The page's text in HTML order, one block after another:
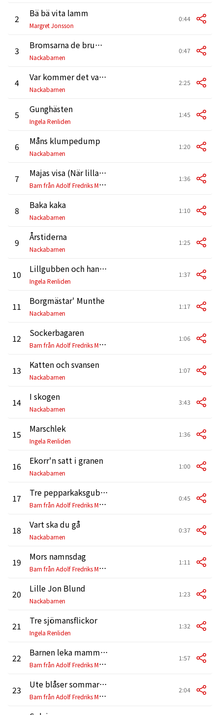
2 Bä bä vita lamm
Margret Jonsson
0:44
3 Bromsarna de brumma
Nackabarnen
0:47
4 Var kommer det vackra ifrån
Nackabarnen
2:25
5 Gunghästen
Ingela Renliden
1:45
6 Måns klumpedump
Nackabarnen
1:20
7
Majas visa (När lillan kom till jorden)
B
arn från Adolf Fredriks Musikskola
1:36
8 Baka kaka
Nackabarnen
1:10
9 Årstiderna
Nackabarnen
1:25
10 Lillgubben och hans flickor
Ingela Renliden
1:37
11 Borgmästar' Munthe
Nackabarnen
1:17
12
Sockerbagaren
B
arn från Adolf Fredriks Musikskola
1:06
13 Katten och svansen
Nackabarnen
1:07
14 I skogen
Nackabarnen
3:43
15 Marschlek
Ingela Renliden
1:36
16 Ekorr'n satt i granen
Nackabarnen
1:00
17
Tre pepparkaksgubbar
B
arn från Adolf Fredriks Musikskola
0:45
18 Vart ska du gå
Nackabarnen
0:37
19
Mors namnsdag
B
arn från Adolf Fredriks Musikskola
1:11
20 Lille Jon Blund
Nackabarnen
1:23
21 Tre sjömansflickor
Ingela Renliden
1:32
22
Barnen leka mamma, pappa, barn
B
arn från Adolf Fredriks Musikskola
1:57
23
Ute blåser sommarvind
B
arn från Adolf Fredriks Musikskola
2:04